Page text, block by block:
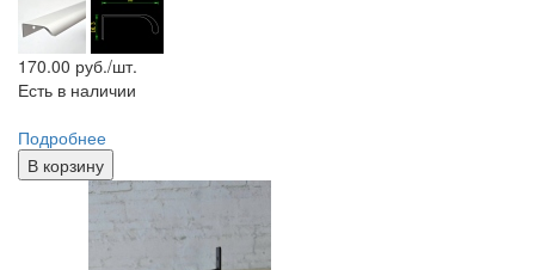
170.00 руб./шт.
Есть в наличии
Подробнее
В корзину